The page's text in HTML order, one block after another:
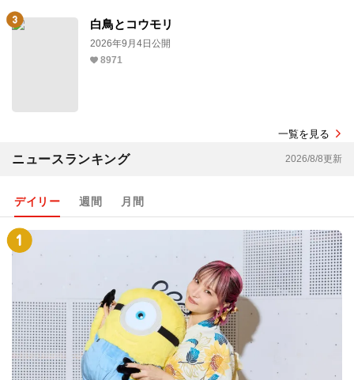
白鳥とコウモリ
2026年9月4日公開
8971
一覧を見る
ニュースランキング 2026/8/8更新
デイリー 週間 月間